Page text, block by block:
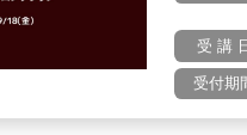
受 講
受付期